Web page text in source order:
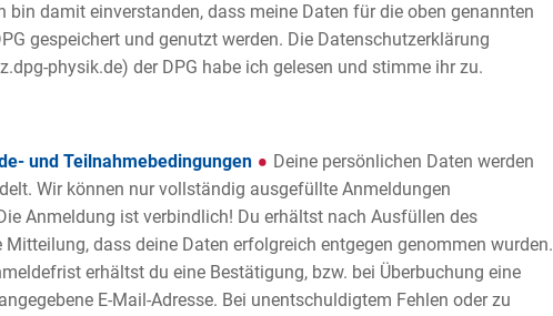
bin damit einverstanden, dass meine Daten für die oben genannten
gespeichert und genutzt werden. Die Datenschutzerklärung
physik.de) der DPG habe ich gelesen und stimme ihr zu.
und Teilnahmebedingungen
Deine persönlichen Daten werden
Wir können nur vollständig ausgefüllte Anmeldungen
Anmeldung ist verbindlich! Du erhältst nach Ausfüllen des
Mitteilung, dass deine Daten erfolgreich entgegen genommen wurden.
erhältst du eine Bestätigung, bzw. bei Überbuchung eine
E-Mail-Adresse. Bei unentschuldigtem Fehlen oder zu